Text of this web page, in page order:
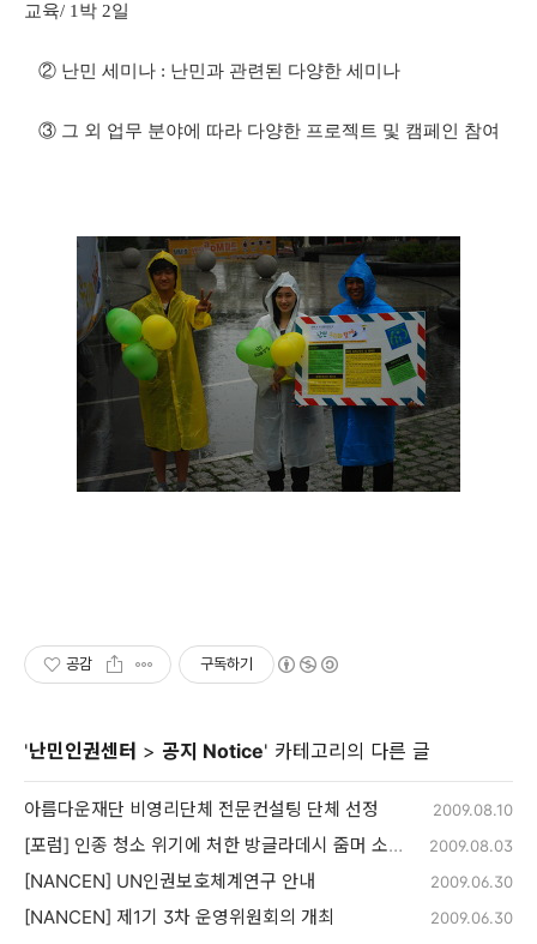
교육/ 1박 2일
② 난민 세미나 : 난민과 관련된 다양한 세미나
③ 그 외 업무 분야에 따라 다양한 프로젝트 및 캠페인 참여
공감 구독하기
'난민인권센터 > 공지 Notice' 카테고리의 다른 글
아름다운재단 비영리단체 전문컨설팅 단체 선정 2009.08.10
[포럼] 인종 청소 위기에 처한 방글라데시 줌머 소수 원주민 2009.08.03
[NANCEN] UN인권보호체계연구 안내 2009.06.30
[NANCEN] 제1기 3차 운영위원회의 개최 2009.06.30